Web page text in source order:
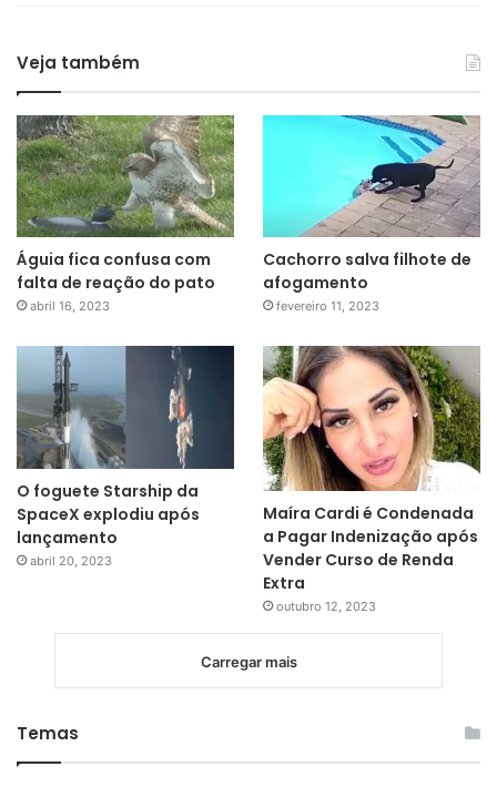
Veja também
Águia fica confusa com
falta de reação do pato
abril 16, 2023
Cachorro salva filhote de
afogamento
fevereiro 11, 2023
O foguete Starship da
SpaceX explodiu após
lançamento
abril 20, 2023
Maíra Cardi é Condenada
a Pagar Indenização após
Vender Curso de Renda
Extra
outubro 12, 2023
Carregar mais
Temas